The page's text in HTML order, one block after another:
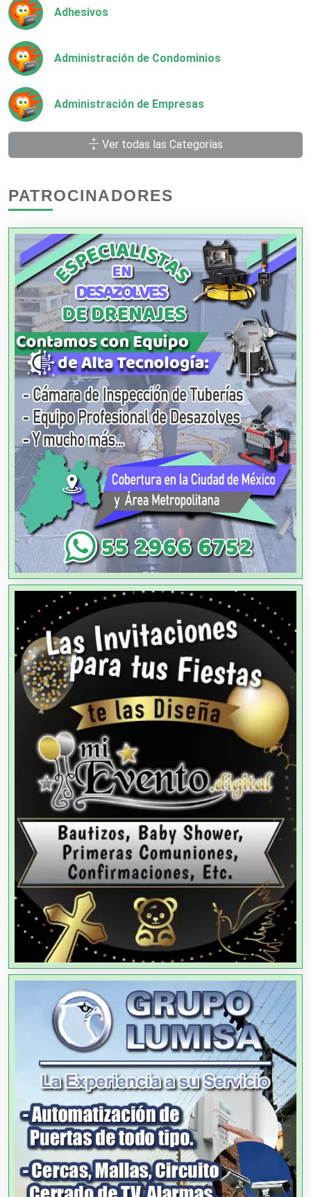
Adhesivos
Administración de Condominios
Administración de Empresas
Agencias Aduanales
Agencias de Autos
Agencias de Cobranza
Agencias de Colocación
Agencias de Modelos
Agencias de Publicidad
Agencias de Viajes
Agricultores
Agricultura y Ganadería
Agua Purificada
Aire Acondicionado
Alarmas
Albercas
Alimentos
Almacenaje
Alquiler de Autos
Alquiler de Equipos para Fiestas
Alquiler de Sillas y Mesas
Alquiler de Trajes de Etiqueta
Alta Costura
Aluminio
Ambulancias
Análisis Clínicos
Ver todas las Categorías
PATROCINADORES